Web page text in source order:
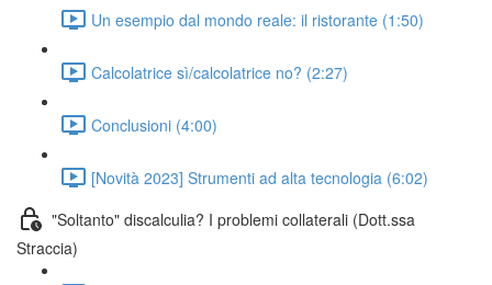
Un esempio dal mondo reale: il ristorante (1:50)
Calcolatrice sì/calcolatrice no? (2:27)
Conclusioni (4:00)
[Novità 2023] Strumenti ad alta tecnologia (6:02)
"Soltanto" discalculia? I problemi collaterali (Dott.ssa
Straccia)